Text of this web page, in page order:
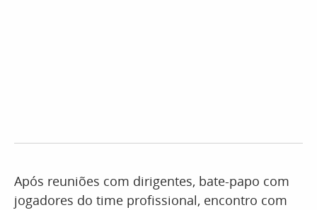
Após reuniões com dirigentes, bate-papo com
jogadores do time profissional, encontro com